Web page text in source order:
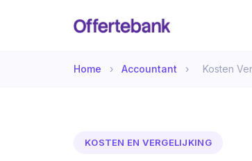
Home › Accountant › Kosten
KOSTEN EN VERGELIJKING